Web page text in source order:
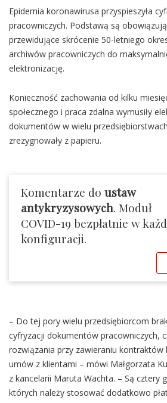
Epidemia koronawirusa przyspieszyła
pracowniczych. Podstawą są
przewidujące skrócenie 50-letniego
archiwów pracowniczych do
elektronizację.
Konieczność zachowania od kilku
społecznego i praca zdalna wymusiły
dokumentów w wielu
zrezygnowały z papieru.
Komentarze do ustaw
antykryzysowych. Moduł
COVID-19 bezpłatnie w
konfiguracji.
– Do tej pory wielu przedsiębiorcom
cyfryzacji dokumentów pracowniczych,
rozwiązania przy zawieraniu kontraktów
umów z klientami – mówi Małgorzata
z kancelarii Maruta Wachta. – Są cztery
których należy stosować dodatkowo